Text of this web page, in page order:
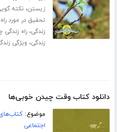
زیستن،نکته
تحقیق در مورد
زندگی،راه
زندگی، ویژگی
دانلود کتاب وقت چیدن خوبی‌ها
موضوع:
اجتماعی